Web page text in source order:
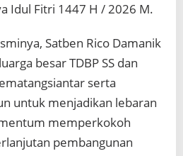
Idul Fitri 1447 H / 2026 M.
Satben Rico Damanik
besar TDBP SS dan
serta
untuk menjadikan lebaran
memperkokoh
pembangunan